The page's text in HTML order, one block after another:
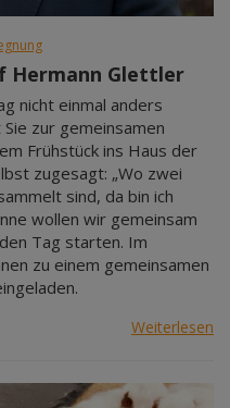
Hermann Glettler
nicht einmal anders
zur gemeinsamen
Frühstück ins Haus der
zugesagt: „Wo zwei
sind, da bin ich
wollen wir gemeinsam
Tag starten. Im
zu einem gemeinsamen
Weiterlesen